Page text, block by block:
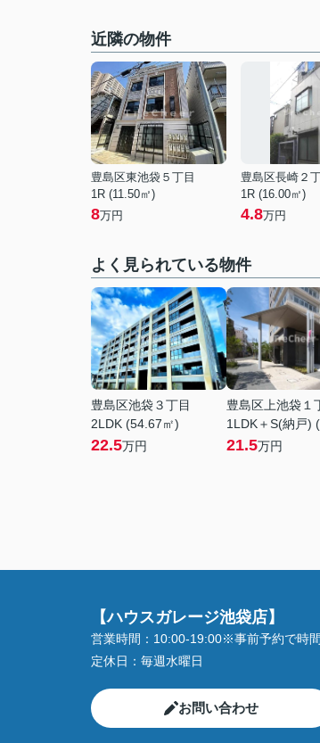
近隣の物件
豊島区東池袋５丁目
1R (11.50㎡)
8万円
豊島区長崎２
1R (16.00㎡)
4.8万円
よく見られている物件
豊島区池袋３丁目
2LDK (54.67㎡)
22.5万円
豊島区上池袋１
1LDK＋S(納戸)
21.5万円
【ハウスガレージ池袋店】
営業時間： 10:00-19:00※事前予約で時
定休日： 毎週水曜日
お問い合わせ